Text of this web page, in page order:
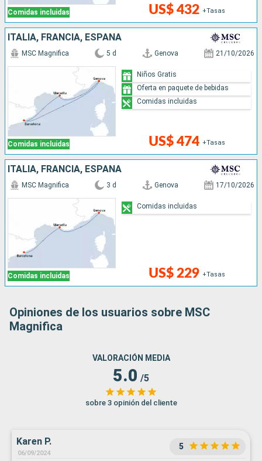
Comidas incluidas US$ 432 +Tasas
ITALIA, FRANCIA, ESPAÑA
Comidas incluidas
MSC Magnifica 5 d Genova 21/10/2026
US$ 474 +Tasas
Niños Gratis
Oferta en paquete de bebidas
Comidas incluidas
ITALIA, FRANCIA, ESPAÑA
Comidas incluidas
MSC Magnifica 3 d Genova 17/10/2026
US$ 229 +Tasas
Comidas incluidas
Opiniones de los usuarios sobre MSC
Magnifica
VALORACIÓN MEDIA
5.0 /5
sobre 3 opinión del cliente
Karen P.
06/09/2024
5